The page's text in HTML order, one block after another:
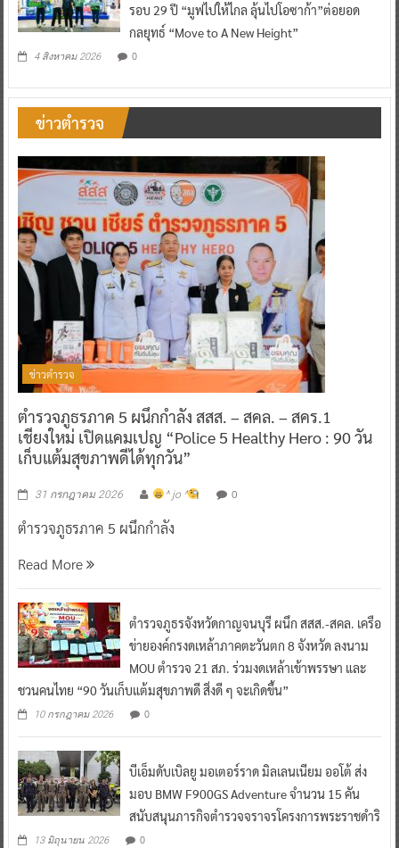
รอบ 29 ปี “มูฟไปให้ไกล ลุ้นไปโอซาก้า”ต่อยอด
กลยุทธ์ “Move to A New Height”
4 สิงหาคม 2026 0
ข่าวตำรวจ
ข่าวตำรวจ
ตำรวจภูธรภาค 5 ผนึกกำลัง สสส. – สคล. – สคร.1
เชียงใหม่ เปิดแคมเปญ “Police 5 Healthy Hero : 90 วัน
เก็บแต้มสุขภาพดีได้ทุกวัน”
31 กรกฎาคม 2026 ^ jo ^ 0
ตำรวจภูธรภาค 5 ผนึกกำลัง
Read More
ตำรวจภูธรจังหวัดกาญจนบุรี ผนึก สสส.-สคล. เครือ
ข่ายองค์กรงดเหล้าภาคตะวันตก 8 จังหวัด ลงนาม
MOU ตำรวจ 21 สภ. ร่วมงดเหล้าเข้าพรรษา และ
ชวนคนไทย “90 วันเก็บแต้มสุขภาพดี สิ่งดี ๆ จะเกิดขึ้น”
10 กรกฎาคม 2026 0
บีเอ็มดับเบิลยู มอเตอร์ราด มิลเลนเนียม ออโต้ ส่ง
มอบ BMW F900GS Adventure จำนวน 15 คัน
สนับสนุนภารกิจตำรวจจราจรโครงการพระราชดำริ
13 มิถุนายน 2026 0